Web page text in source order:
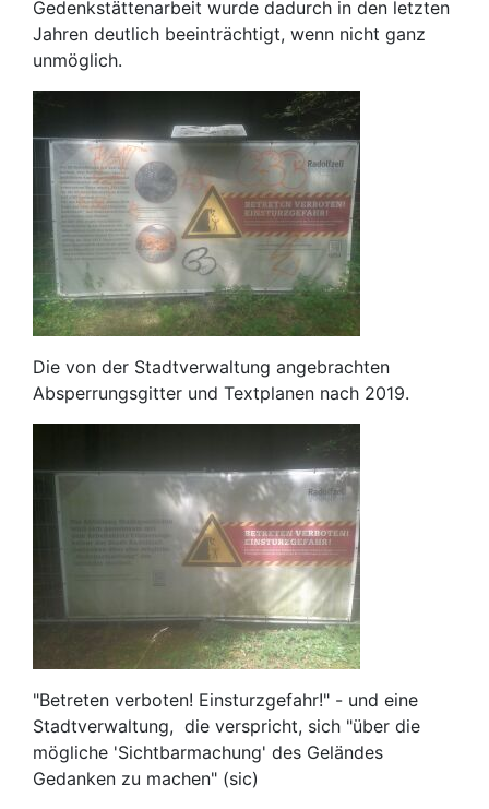
Gedenkstättenarbeit wurde dadurch in den letzten
Jahren deutlich beeinträchtigt, wenn nicht ganz
unmöglich.
Die von der Stadtverwaltung angebrachten
Absperrungsgitter und Textplanen nach 2019.
"Betreten verboten! Einsturzgefahr!" - und eine
Stadtverwaltung, die verspricht, sich "über die
mögliche 'Sichtbarmachung' des Geländes
Gedanken zu machen" (sic)